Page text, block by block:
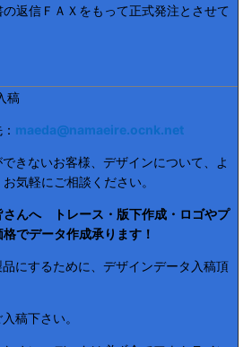
返信ＦＡＸをもって正式発注とさせて
稿
maeda@namaeire.ocnk.net
きないお客様、デザインについて、よ
気軽にご相談ください。
さんへ トレース・版下作成・ロゴやプ
でデータ作成承ります！
にするために、デザインデータ入稿頂
稿下さい。